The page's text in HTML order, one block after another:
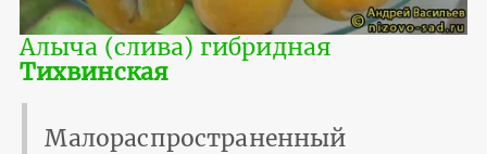
Алыча (слива) гибридная
Тихвинская
Малораспространенный